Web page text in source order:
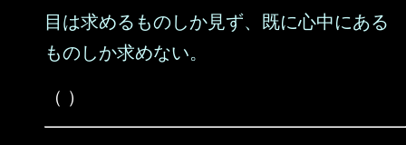
目は求めるものしか見ず、既に心中にある
ものしか求めない。
（ ）